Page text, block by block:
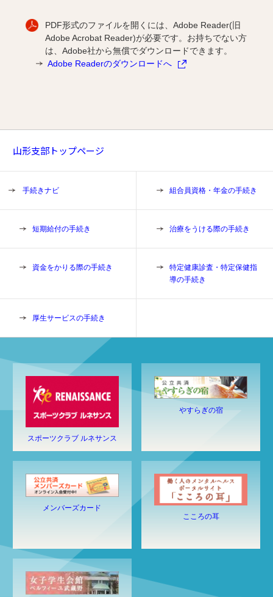
PDF形式のファイルを開くには、Adobe Reader(旧
Adobe Acrobat Reader)が必要です。お持ちでない方
は、Adobe社から無償でダウンロードできます。
Adobe Readerのダウンロードへ
山形支部トップページ
手続きナビ 組合員資格・年金の手続き
短期給付の手続き 治療をうける際の手続き
資金をかりる際の手続き
特定健康診査・特定保健指
導の手続き
厚生サービスの手続き
スポーツクラブ ルネサンス
やすらぎの宿
メンバーズカード
こころの耳